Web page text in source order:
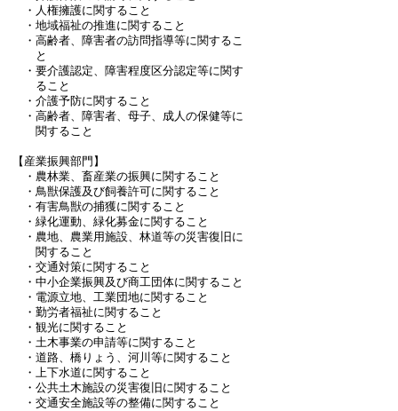
・人権擁護に関すること
・地域福祉の推進に関すること
・高齢者、障害者の訪問指導等に関するこ
と
・要介護認定、障害程度区分認定等に関す
ること
・介護予防に関すること
・高齢者、障害者、母子、成人の保健等に
関すること
【産業振興部門】
・農林業、畜産業の振興に関すること
・鳥獣保護及び飼養許可に関すること
・有害鳥獣の捕獲に関すること
・緑化運動、緑化募金に関すること
・農地、農業用施設、林道等の災害復旧に
関すること
・交通対策に関すること
・中小企業振興及び商工団体に関すること
・電源立地、工業団地に関すること
・勤労者福祉に関すること
・観光に関すること
・土木事業の申請等に関すること
・道路、橋りょう、河川等に関すること
・上下水道に関すること
・公共土木施設の災害復旧に関すること
・交通安全施設等の整備に関すること